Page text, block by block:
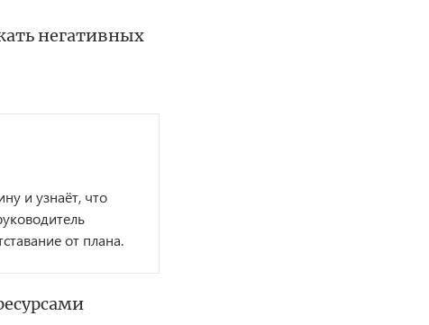
негативных
и узнаёт, что
от плана.